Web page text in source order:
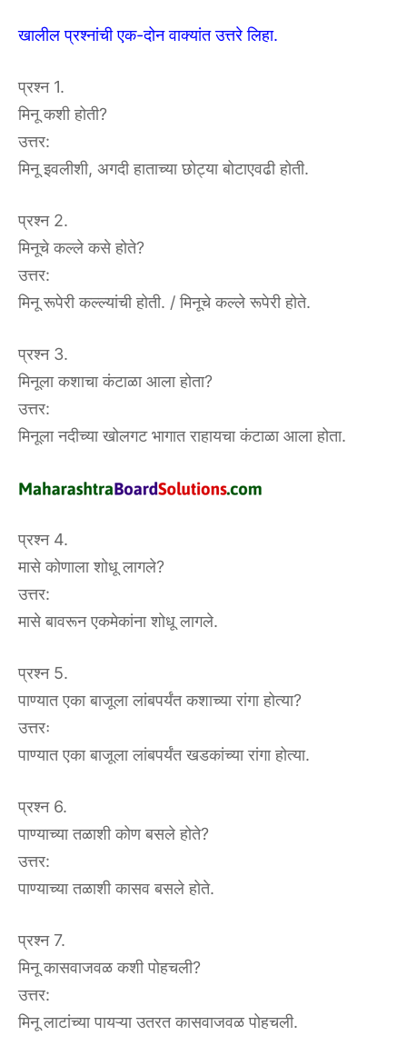
खालील प्रश्नांची एक-दोन वाक्यांत उत्तरे लिहा.
प्रश्न 1.
मिनू कशी होती?
उत्तर:
मिनू इवलीशी, अगदी हाताच्या छोट्या बोटाएवढी होती.
प्रश्न 2.
मिनूचे कल्ले कसे होते?
उत्तर:
मिनू रूपेरी कल्ल्यांची होती. / मिनूचे कल्ले रूपेरी होते.
प्रश्न 3.
मिनूला कशाचा कंटाळा आला होता?
उत्तर:
मिनूला नदीच्या खोलगट भागात राहायचा कंटाळा आला होता.
प्रश्न 4.
मासे कोणाला शोधू लागले?
उत्तर:
मासे बावरून एकमेकांना शोधू लागले.
प्रश्न 5.
पाण्यात एका बाजूला लांबपर्यंत कशाच्या रांगा होत्या?
उत्तरः
पाण्यात एका बाजूला लांबपर्यंत खडकांच्या रांगा होत्या.
प्रश्न 6.
पाण्याच्या तळाशी कोण बसले होते?
उत्तर:
पाण्याच्या तळाशी कासव बसले होते.
प्रश्न 7.
मिनू कासवाजवळ कशी पोहचली?
उत्तर:
मिनू लाटांच्या पायऱ्या उतरत कासवाजवळ पोहचली.